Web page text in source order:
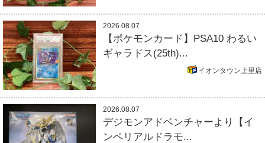
2026.08.07
【ポケモンカード】PSA10 わるい
ギャラドス(25th)...
イオンタウン上里店
2026.08.07
デジモンアドベンチャーより【イ
ンペリアルドラモ...